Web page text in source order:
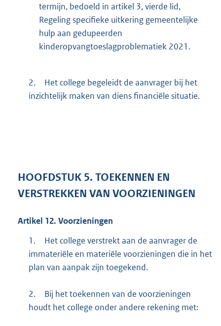
termijn, bedoeld in artikel 3, vierde lid,
Regeling specifieke uitkering gemeentelijke
hulp aan gedupeerden
kinderopvangtoeslagproblematiek 2021.
2.
Het college begeleidt de aanvrager bij het
inzichtelijk maken van diens financiële situatie.
HOOFDSTUK 5. TOEKENNEN EN
VERSTREKKEN VAN VOORZIENINGEN
Artikel 12. Voorzieningen
1.
Het college verstrekt aan de aanvrager de
immateriële en materiële voorzieningen die in het
plan van aanpak zijn toegekend.
2.
Bij het toekennen van de voorzieningen
houdt het college onder andere rekening met: